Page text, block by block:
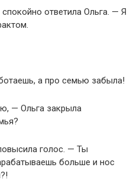
ответила Ольга. — Я
а про семью забыла!
— Ольга закрыла
голос. — Ты
больше и нос